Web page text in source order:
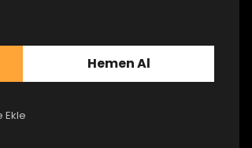
Hemen Al